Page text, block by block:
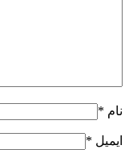
نام *
ایمیل *